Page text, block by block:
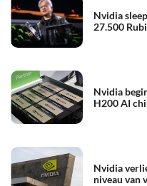
Nvidia
27.500
Nvidia
H200 AI
Nvidia
niveau van